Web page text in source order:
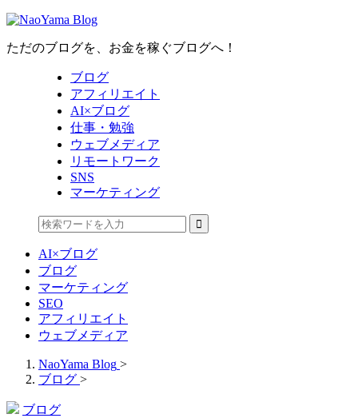
ただのブログを、お金を稼ぐブログへ！
ブログ
アフィリエイト
AI×ブログ
仕事・勉強
ウェブメディア
リモートワーク
SNS
マーケティング
AI×ブログ
ブログ
マーケティング
SEO
アフィリエイト
ウェブメディア
NaoYama Blog >
ブログ >
ブログ